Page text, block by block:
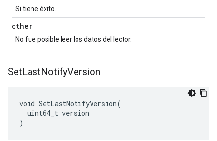
Si tiene éxito.
other
No fue posible leer los datos del lector.
SetLastNotifyVersion
void SetLastNotifyVersion(
  uint64_t version
)